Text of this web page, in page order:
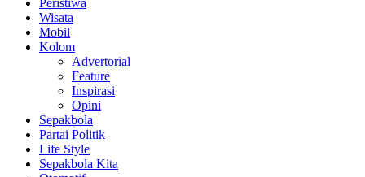
Peristiwa
Wisata
Mobil
Kolom
Advertorial
Feature
Inspirasi
Opini
Sepakbola
Partai Politik
Life Style
Sepakbola Kita